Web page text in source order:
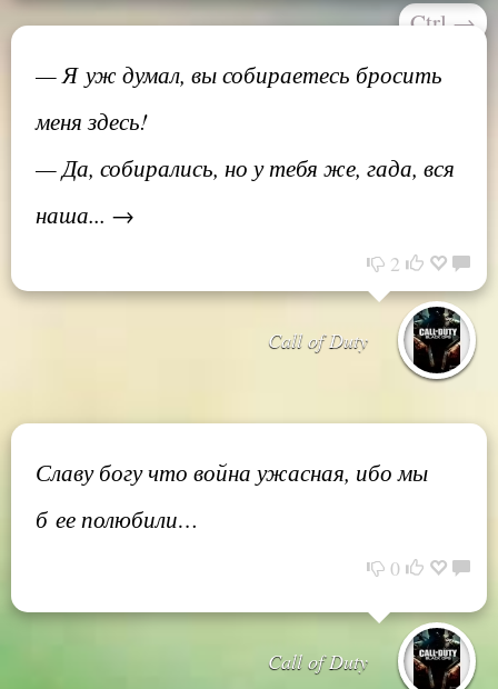
Ctrl →
— Я уж думал, вы собираетесь бросить
меня здесь!
— Да, собирались, но у тебя же, гада, вся
наша... →
2
Call of Duty
Славу богу что война ужасная, ибо мы
б ее полюбили…
0
Call of Duty